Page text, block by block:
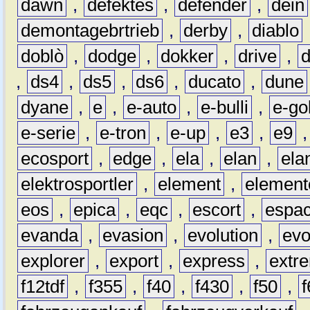
dawn , defektes , defender , dein
demontagebrtrieb , derby , diablo
doblò , dodge , dokker , drive ,
,
ds4 , ds5 , ds6 , ducato , dune
dyane , e , e-auto , e-bulli ,
e-
e-serie , e-tron , e-up , e3 , e9
ecosport , edge , ela , elan ,
elektrosportler , element ,
eos
, epica , eqc , escort ,
evanda , evasion , evolution ,
explorer , export , express ,
f12tdf , f355 , f40 , f430 , f50 ,